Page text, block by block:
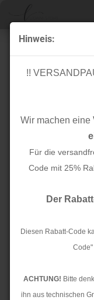
Hinweis:
!!
Wir machen eine
Für die
Code mit 25%
Der
Diesen Rabatt-Code
ACHTUNG! Bitte
ihn aus technischen
Cuff me - Bio
Hamburger Liebe